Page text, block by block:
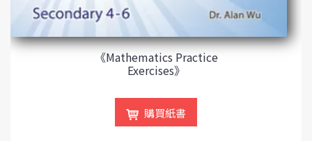
《Mathematics Practice
Exercises》
購買紙書